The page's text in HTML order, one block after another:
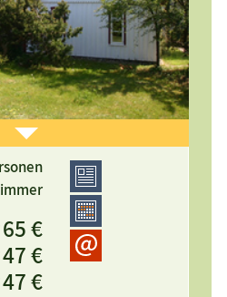
Grundstück
65 €
47 €
47 €